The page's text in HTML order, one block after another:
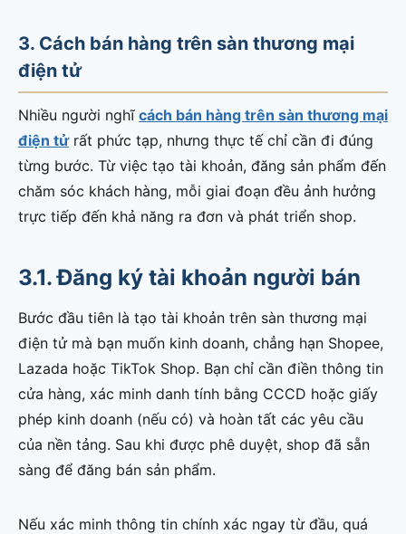
3. Cách bán hàng trên sàn thương mại
điện tử
Nhiều người nghĩ cách bán hàng trên sàn thương mại
điện tửrất phức tạp, nhưng thực tế chỉ cần đi đúng
từng bước. Từ việc tạo tài khoản, đăng sản phẩm đến
chăm sóc khách hàng, mỗi giai đoạn đều ảnh hưởng
trực tiếp đến khả năng ra đơn và phát triển shop.
3.1. Đăng ký tài khoản người bán
Bước đầu tiên là tạo tài khoản trên sàn thương mại
điện tử mà bạn muốn kinh doanh, chẳng hạn Shopee,
Lazada hoặc TikTok Shop. Bạn chỉ cần điền thông tin
cửa hàng, xác minh danh tính bằng CCCD hoặc giấy
phép kinh doanh (nếu có) và hoàn tất các yêu cầu
của nền tảng. Sau khi được phê duyệt, shop đã sẵn
sàng để đăng bán sản phẩm.
Nếu xác minh thông tin chính xác ngay từ đầu, quá